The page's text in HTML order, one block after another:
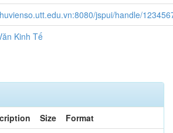
jspui/handle/
Kinh Tế
Size
Format